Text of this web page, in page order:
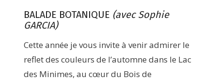
BALADE BOTANIQUE (avec Sophie
GARCIA)
Cette année je vous invite à venir admirer le
reflet des couleurs de l’automne dans le Lac
des Minimes, au cœur du Bois de